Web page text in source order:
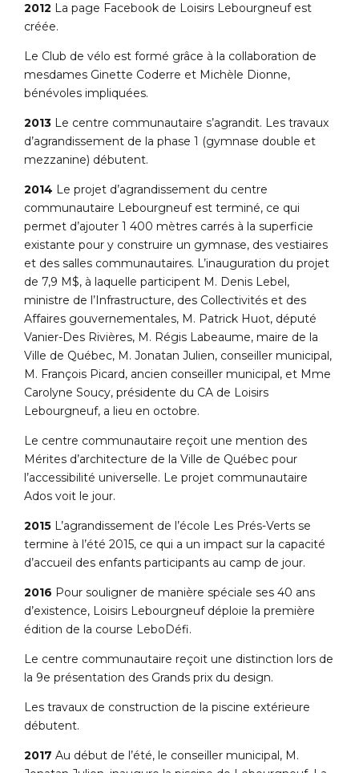
2012 La page Facebook de Loisirs Lebourgneuf est
créée.
Le Club de vélo est formé grâce à la collaboration de
mesdames Ginette Coderre et Michèle Dionne,
bénévoles impliquées.
2013 Le centre communautaire s’agrandit. Les travaux
d’agrandissement de la phase 1 (gymnase double et
mezzanine) débutent.
2014 Le projet d’agrandissement du centre
communautaire Lebourgneuf est terminé, ce qui
permet d’ajouter 1 400 mètres carrés à la superficie
existante pour y construire un gymnase, des vestiaires
et des salles communautaires. L’inauguration du projet
de 7,9 M$, à laquelle participent M. Denis Lebel,
ministre de l’Infrastructure, des Collectivités et des
Affaires gouvernementales, M. Patrick Huot, député
Vanier-Des Rivières, M. Régis Labeaume, maire de la
Ville de Québec, M. Jonatan Julien, conseiller municipal,
M. François Picard, ancien conseiller municipal, et Mme
Carolyne Soucy, présidente du CA de Loisirs
Lebourgneuf, a lieu en octobre.
Le centre communautaire reçoit une mention des
Mérites d’architecture de la Ville de Québec pour
l’accessibilité universelle. Le projet communautaire
Ados voit le jour.
2015 L’agrandissement de l’école Les Prés-Verts se
termine à l’été 2015, ce qui a un impact sur la capacité
d’accueil des enfants participants au camp de jour.
2016 Pour souligner de manière spéciale ses 40 ans
d’existence, Loisirs Lebourgneuf déploie la première
édition de la course LeboDéfi.
Le centre communautaire reçoit une distinction lors de
la 9e présentation des Grands prix du design.
Les travaux de construction de la piscine extérieure
débutent.
2017 Au début de l’été, le conseiller municipal, M.